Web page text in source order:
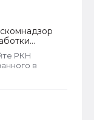
РКН
в